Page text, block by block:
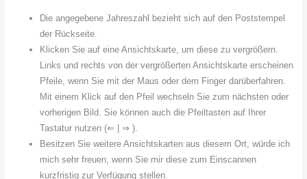
Die angegebene Jahreszahl bezieht sich auf den Poststempel
der Rückseite.
Klicken Sie auf eine Ansichtskarte, um diese zu vergrößern.
Links und rechts von der vergrößerten Ansichtskarte erscheinen
Pfeile, wenn Sie mit der Maus oder dem Finger darüberfahren.
Mit einem Klick auf den Pfeil wechseln Sie zum nächsten oder
vorherigen Bild. Sie können auch die Pfeiltasten auf Ihrer
Tastatur nutzen (⇐ | ⇒ ).
Besitzen Sie weitere Ansichtskarten aus diesem Ort, würde ich
mich sehr freuen, wenn Sie mir diese zum Einscannen
kurzfristig zur Verfügung stellen.